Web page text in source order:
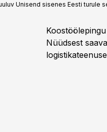
Unisend sisenes Eesti turule
Nüüdsest